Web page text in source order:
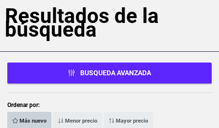
Resultados de la
búsqueda
BUSQUEDA AVANZADA
Ordenar por:
Más nuevo Menor precio Mayor precio